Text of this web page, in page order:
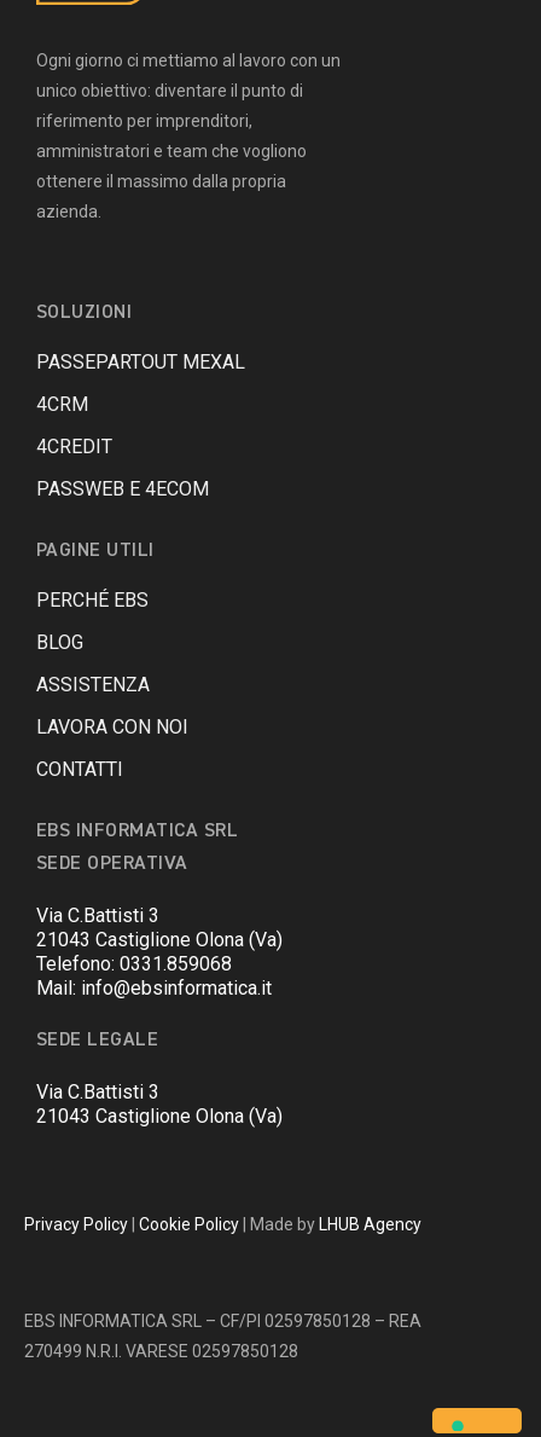
Ogni giorno ci mettiamo al lavoro con un
unico obiettivo: diventare il punto di
riferimento per imprenditori,
amministratori e team che vogliono
ottenere il massimo dalla propria
azienda.
SOLUZIONI
PASSEPARTOUT MEXAL
4CRM
4CREDIT
PASSWEB E 4ECOM
PAGINE UTILI
PERCHÉ EBS
BLOG
ASSISTENZA
LAVORA CON NOI
CONTATTI
EBS INFORMATICA SRL
SEDE OPERATIVA
Via C.Battisti 3
21043 Castiglione Olona (Va)
Telefono: 0331.859068
Mail: info@ebsinformatica.it
SEDE LEGALE
Via C.Battisti 3
21043 Castiglione Olona (Va)
Privacy Policy Cookie Policy | Made by LHUB Agency
EBS INFORMATICA SRL – CF/PI 02597850128 – REA
270499 N.R.I. VARESE 02597850128